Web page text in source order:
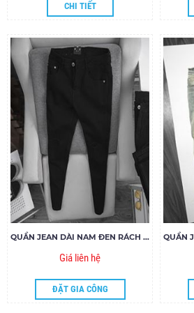
CHI TIẾT
QUẦN JEAN DÀI NAM ĐEN RÁCH GỐI ZIPPER
Giá liên hệ
ĐẶT GIA CÔNG